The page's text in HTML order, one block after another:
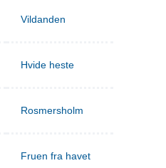
Vildanden
Hvide heste
Rosmersholm
Fruen fra havet